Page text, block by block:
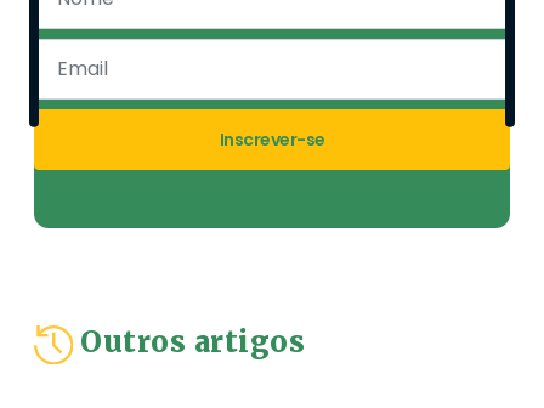
Inscrever-se
Outros artigos